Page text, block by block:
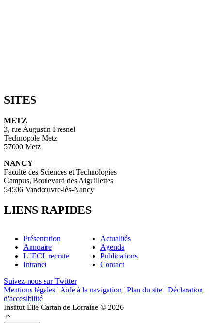
SITES
METZ
3, rue Augustin Fresnel
Technopole Metz
57000 Metz
NANCY
Faculté des Sciences et Technologies
Campus, Boulevard des Aiguillettes
54506 Vandœuvre-lès-Nancy
LIENS RAPIDES
Présentation
Annuaire
L'IECL recrute
Intranet
Actualités
Agenda
Publications
Contact
Suivez-nous sur Twitter
Mentions légales | Aide à la navigation | Plan du site | Déclaration
d'accesibilité
Institut Élie Cartan de Lorraine © 2026